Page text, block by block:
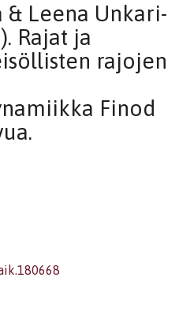
& Leena Unkari-
Rajat ja
rajojen
Finod